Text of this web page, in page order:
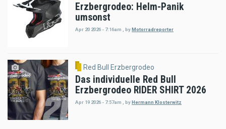
Erzbergrodeo: Helm-Panik
umsonst
Apr 20 2026 - 7:16am byMotorradreporter
Red Bull Erzbergrodeo
Das individuelle Red Bull
Erzbergrodeo RIDER SHIRT 2026
Apr 19 2026 - 7:57am byHermann Klosterwitz